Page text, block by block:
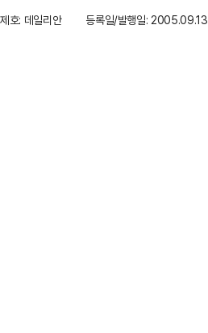
제호: 데일리안
등록일/발행일: 2005.09.13